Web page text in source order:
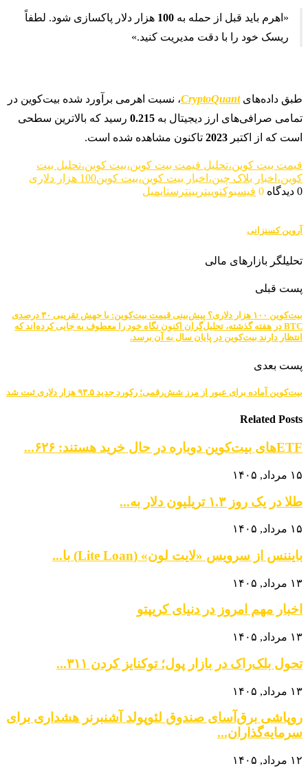
«اهرم باید قبل از حمله به 100 هزار دلار پاکسازی شود. لطفاً
ریسک خود را با دقت مدیریت کنید.»
طبق داده‌هایCryptoQuant، نسبت اهرمی برآورد شده بیت‌کوین در
تمامی صرافی‌های ارز دیجیتال به 0.215 رسید که بالاترین سطحی
است که از اکتبر 2023 تاکنون مشاهده شده است.
قیمت بیت کوین،تحلیل قیمت بیت کوین،بیت کوین،تحلیل بیت
کوین،اخبار بلاک چین،اخبار بیت کوین،بیت کوین100 هزار دلاری
0 دیدگاه
0 فیسبوکتوییتر پینترستایمیل
آروین کسنزانی
تحلیلگر بازارهای مالی
پست قبلی
بیت‌کوین ۱۰۰ هزار دلاری؟ پیش‌بینی قیمت بیت‌کوین: با جهش تقریبی ۳۰ درصدی
BTC در هفته گذشته، تحلیل‌گران اکنون نگاه خود را معطوف به جایی کرده‌اند که
انتظار دارند بیت‌کوین در پایان سال به آن برسد.
پست بعدی
بیت‌کوین آماده برای عبور از مرز شش‌رقمی؛ رکورد جدید ۹۳.۵ هزار دلاری ثبت شد
Related Posts
ETFهای بیت‌کوین دوباره در حال خرید هستند: ۶۲۶...
۱۵ مرداد, ۱۴۰۵
طلا در یک روز ۱.۳ تریلیون دلار به...
۱۵ مرداد, ۱۴۰۵
بایننس از سرویس «لایت لون» (Lite Loan) با...
۱۳ مرداد, ۱۴۰۵
اخبار مهم امروز در دنیای کریپتو
۱۳ مرداد, ۱۴۰۵
تحول بلک‌راک در بازار پول؛ توکنایز کردن ۳۱۱...
۱۳ مرداد, ۱۴۰۵
روپاشی برق‌آسای صندوق لئوپولد آشنبرنر هشداری برای
سرمایه‌گذاران...
۱۲ مرداد, ۱۴۰۵